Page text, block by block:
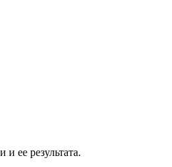
ее результата.